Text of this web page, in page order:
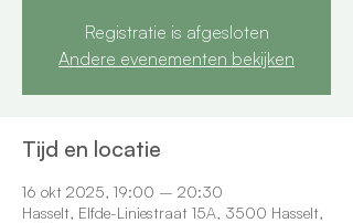
Registratie is afgesloten
Andere evenementen bekijken
Tijd en locatie
16 okt 2025, 19:00 – 20:30
Hasselt, Elfde-Liniestraat 15A, 3500 Hasselt,